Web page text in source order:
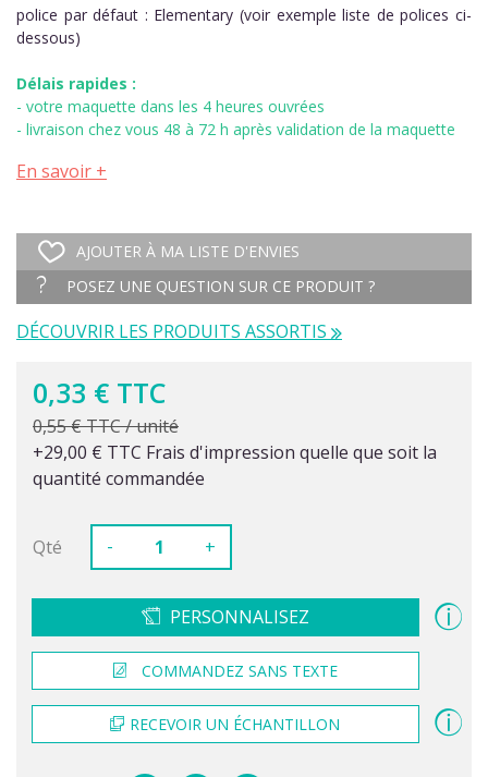
police par défaut : Elementary (voir exemple liste de polices ci-
dessous)
Délais rapides :
- votre maquette dans les 4 heures ouvrées
- livraison chez vous 48 à 72 h après validation de la maquette
En savoir +
AJOUTER À MA LISTE D'ENVIES
POSEZ UNE QUESTION SUR CE PRODUIT ?
DÉCOUVRIR LES PRODUITS ASSORTIS
0,33 € TTC
0,55 € TTC / unité
+29,00 € TTC Frais d'impression quelle que soit la
quantité commandée
Qté - +
PERSONNALISEZ
COMMANDEZ SANS TEXTE
RECEVOIR UN ÉCHANTILLON